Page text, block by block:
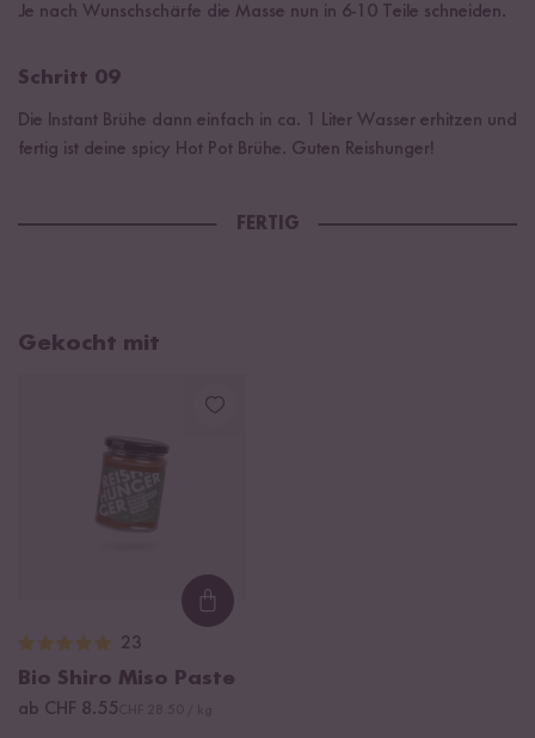
Je nach Wunschschärfe die Masse nun in 6-10 Teile schneiden.
Schritt 09
Die Instant Brühe dann einfach in ca. 1 Liter Wasser erhitzen und
fertig ist deine spicy Hot Pot Brühe. Guten Reishunger!
FERTIG
Gekocht mit
Loading...
23
Bio Shiro Miso Paste
ab CHF 8.55